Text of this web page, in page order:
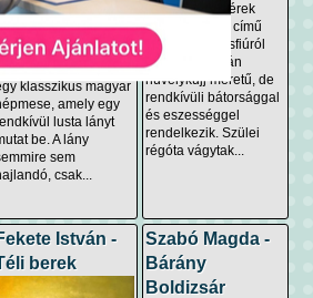
Manci – A lusta
aki aranyat szőtt
Panci Manci mese
klasszikus magyar
amely egy
lusta lányt
be. A lány
sem
csak...
A Grimm-testvérek
Hüvelyk Matyi című
meséje egy kisfiúról
szól, aki csupán
hüvelykujj méretű, de
rendkívüli bátorsággal
és eszességgel
rendelkezik. Szülei
régóta vágytak...
István -
berek
Szabó Magda -
Bárány
Boldizsár